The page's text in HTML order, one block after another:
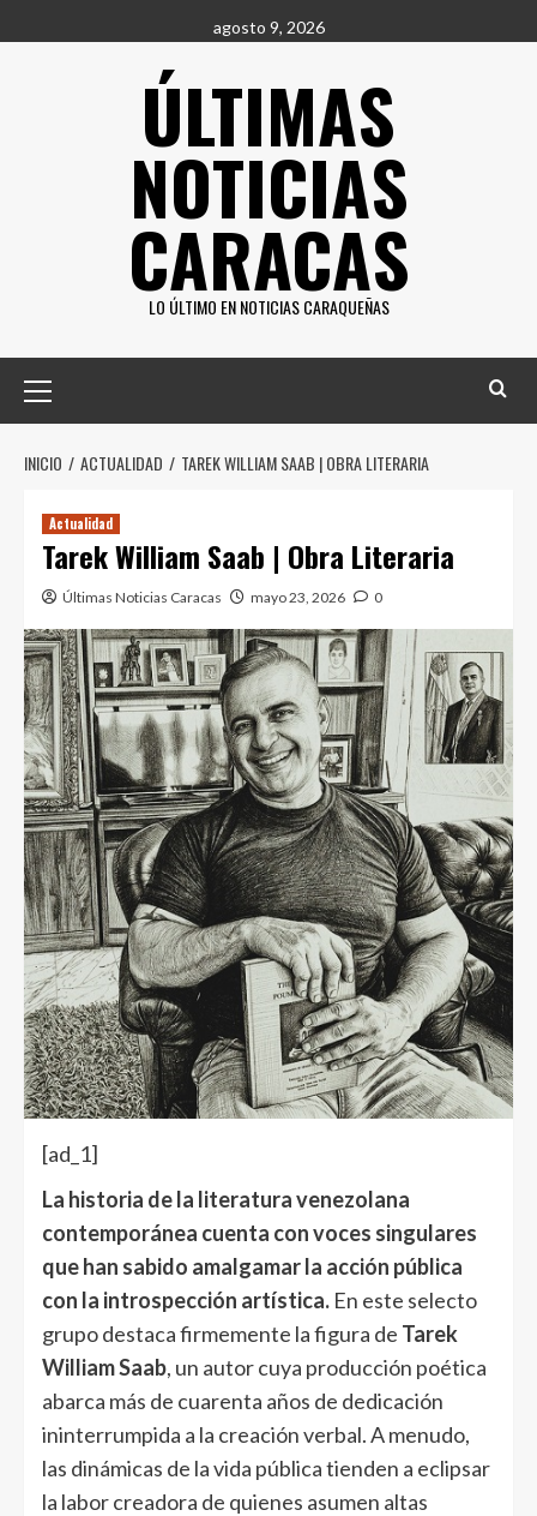
al
agosto 9, 2026
ÚLTIMAS
NOTICIAS
CARACAS
LO ÚLTIMO EN NOTICIAS CARAQUEÑAS
principal
INICIO ACTUALIDAD TAREK WILLIAM SAAB | OBRA LITERARIA
Actualidad
Tarek William Saab | Obra Literaria
Últimas Noticias Caracas mayo 23, 2026 0
[ad_1]
La historia de la literatura venezolana
contemporánea cuenta con voces singulares
que han sabido amalgamar la acción pública
con la introspección artística. En este selecto
grupo destaca firmemente la figura de Tarek
William Saab, un autor cuya producción poética
abarca más de cuarenta años de dedicación
ininterrumpida a la creación verbal. A menudo,
las dinámicas de la vida pública tienden a eclipsar
la labor creadora de quienes asumen altas